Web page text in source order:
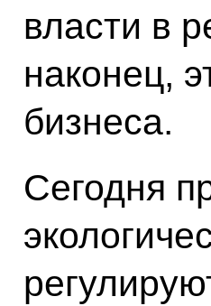
власти в
наконец,
бизнеса.
Сегодня